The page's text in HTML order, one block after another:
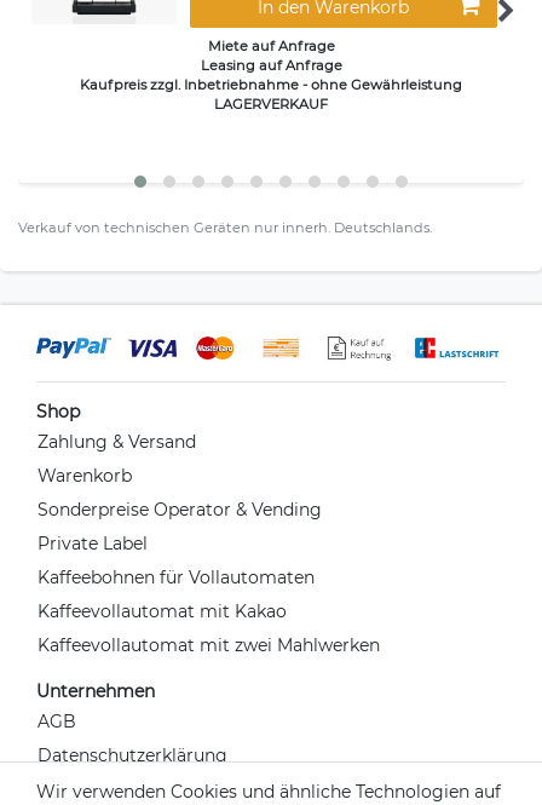
In den Warenkorb
Miete auf Anfrage
Leasing auf Anfrage
Kaufpreis zzgl. Inbetriebnahme - ohne Gewährleistung
LAGERVERKAUF
Verkauf von technischen Geräten nur innerh. Deutschlands.
Shop
Zahlung & Versand
Warenkorb
Sonderpreise Operator & Vending
Private Label
Kaffeebohnen für Vollautomaten
Kaffeevollautomat mit Kakao
Kaffeevollautomat mit zwei Mahlwerken
Unternehmen
AGB
Datenschutzerklärung
Widerrufsrecht
Wir verwenden Cookies und ähnliche Technologien auf